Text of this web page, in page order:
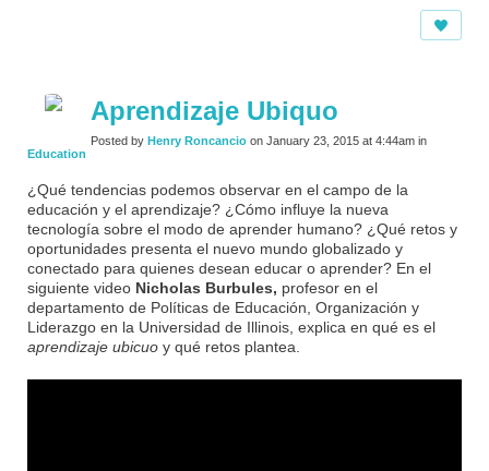
Aprendizaje Ubiquo
Posted by Henry Roncancio on January 23, 2015 at 4:44am in
Education
¿Qué tendencias podemos observar en el campo de la
educación y el aprendizaje? ¿Cómo influye la nueva
tecnología sobre el modo de aprender humano? ¿Qué retos y
oportunidades presenta el nuevo mundo globalizado y
conectado para quienes desean educar o aprender? En el
siguiente video Nicholas Burbules, profesor en el
departamento de Políticas de Educación, Organización y
Liderazgo en la Universidad de Illinois, explica en qué es el
aprendizaje ubicuo y qué retos plantea.